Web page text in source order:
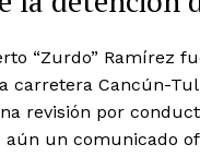
“Zurdo” Ramírez
carretera Cancún-
revisión por
un comunicado